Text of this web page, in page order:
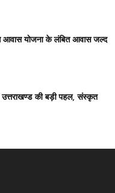
आवास योजना के लंबित आवास जल्द
की बड़ी पहल, संस्कृत